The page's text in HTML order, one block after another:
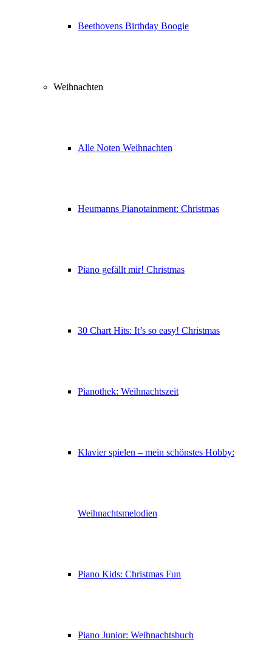
Beethovens Birthday Boogie
Weihnachten
Alle Noten Weihnachten
Heumanns Pianotainment: Christmas
Piano gefällt mir! Christmas
30 Chart Hits: It’s so easy! Christmas
Pianothek: Weihnachtszeit
Klavier spielen – mein schönstes Hobby:
Weihnachtsmelodien
Piano Kids: Christmas Fun
Piano Junior: Weihnachtsbuch